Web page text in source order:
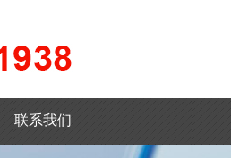
联系我们